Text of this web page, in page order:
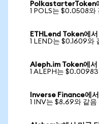
PolkastarterToken
1 POLS는 $0.0508와
ETHLend Token에서
1 LEND는 $0.1609와
Aleph.im Token에서
1 ALEPH는
Inverse Finance에서
1 INV는 $8.69와 같음